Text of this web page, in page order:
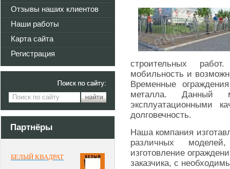
строительных
мобильность и
Временные
металла. Данный
эксплуатационными
долговечность.
Наша компания
различных
изготовление
заказчика, с
Отзывы наших клиентов
Наши работы
Карта сайта
Регистрация
Партнёры
БЕЛЫЙ КВАДРАТ